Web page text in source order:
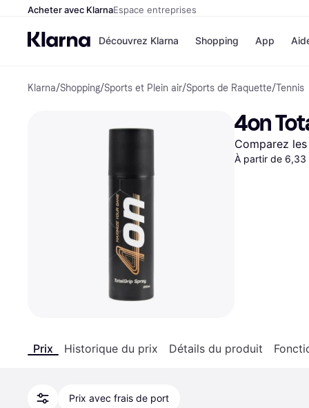
Acheter avec KlarnaEspace entreprises
Découvrez Klarna
Options de paiement
Payer maintenant
Paiement en 3 fois
Paiement à 30 jours
Klarna sur Apple Pay
Shopping
Magasins
Airbnb
Temu
JD Sports
App
Klarna/Shopping/Sports et Plein air/Sports de Raquette/Tennis
4on
Comparez
À partir de 6,33
Prix Historique du prix Détails du produit
Prix avec frais de port